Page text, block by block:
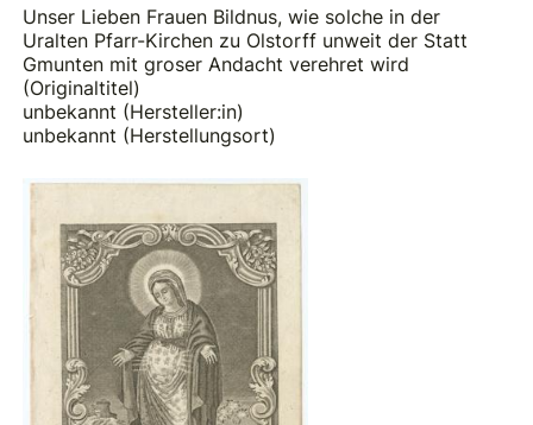
Unser Lieben Frauen Bildnus, wie solche in der
Uralten Pfarr-Kirchen zu Olstorff unweit der Statt
Gmunten mit groser Andacht verehret wird
(Originaltitel)
unbekannt (Hersteller:in)
unbekannt (Herstellungsort)